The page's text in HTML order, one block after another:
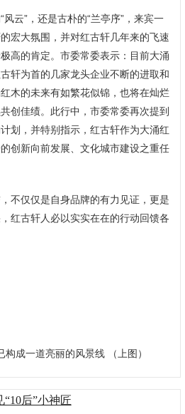
云”，还是古朴的“兰亭序”，来宾一
宏大氛围，并对红古轩几年来的飞速
高的肯定。市委常委表示：目前大涌
轩为首的几家龙头企业不断的进取和
木的未来有如繁花似锦，也将在灿烂
创佳绩。此行中，市委常委再次提到
划，并特别指示，红古轩作为大涌红
创新向前发展、文化城市建设之重任
仅仅是自身品牌的有力见证，更是
红古轩人必以实实在在的行动回馈各
成一道亮丽的风景线 （上图）
“10后”小神匠